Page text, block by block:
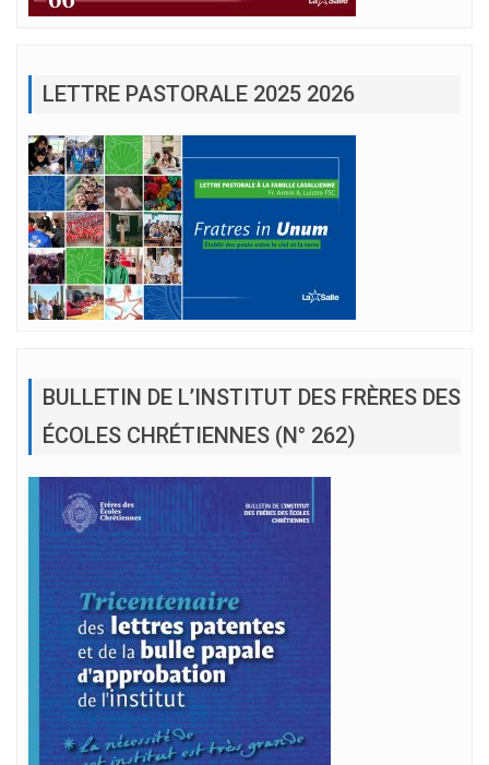
LETTRE PASTORALE 2025 2026
BULLETIN DE L’INSTITUT DES FRÈRES DES
ÉCOLES CHRÉTIENNES (N° 262)